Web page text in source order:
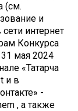
(см.
и
интернет
Конкурса
мая 2024
«Татарча
и в
-
, а также